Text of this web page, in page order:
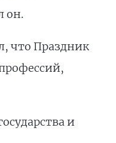
он.
что Праздник
и